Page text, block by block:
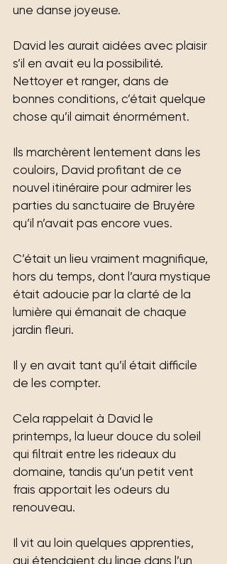
une danse joyeuse.
David les aurait aidées avec plaisir
s’il en avait eu la possibilité.
Nettoyer et ranger, dans de
bonnes conditions, c’était quelque
chose qu’il aimait énormément.
Ils marchèrent lentement dans les
couloirs, David profitant de ce
nouvel itinéraire pour admirer les
parties du sanctuaire de Bruyère
qu’il n’avait pas encore vues.
C’était un lieu vraiment magnifique,
hors du temps, dont l’aura mystique
était adoucie par la clarté de la
lumière qui émanait de chaque
jardin fleuri.
Il y en avait tant qu’il était difficile
de les compter.
Cela rappelait à David le
printemps, la lueur douce du soleil
qui filtrait entre les rideaux du
domaine, tandis qu’un petit vent
frais apportait les odeurs du
renouveau.
Il vit au loin quelques apprenties,
qui étendaient du linge dans l’un